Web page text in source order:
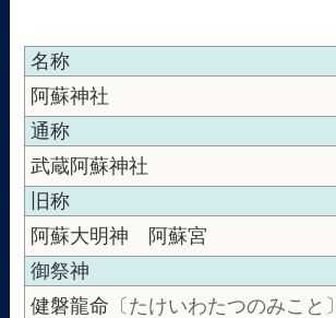
名称
阿蘇神社
通称
武蔵阿蘇神社
旧称
阿蘇大明神 阿蘇宮
御祭神
健磐龍命 〔たけいわたつのみこと〕